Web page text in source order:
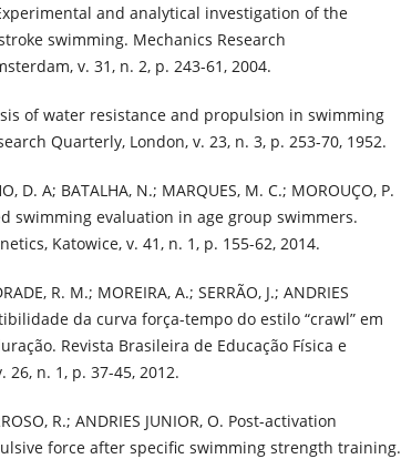
Experimental and analytical investigation of the
swimming. Mechanics Research
v. 31, n. 2, p. 243-61, 2004.
of water resistance and propulsion in swimming
Quarterly, London, v. 23, n. 3, p. 253-70, 1952.
D. A; BATALHA, N.; MARQUES, M. C.; MOROUÇO, P.
swimming evaluation in age group swimmers.
Katowice, v. 41, n. 1, p. 155-62, 2014.
R. M.; MOREIRA, A.; SERRÃO, J.; ANDRIES
da curva força-tempo do estilo “crawl” em
Revista Brasileira de Educação Física e
26, n. 1, p. 37-45, 2012.
R.; ANDRIES JUNIOR, O. Post-activation
force after specific swimming strength training.